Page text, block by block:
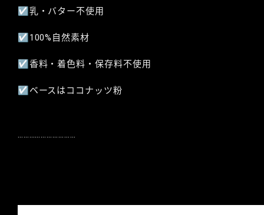
☑︎乳・バター不使用
☑︎100%自然素材
☑︎香料・着色料・保存料不使用
☑︎ベースはココナッツ粉
…………………………